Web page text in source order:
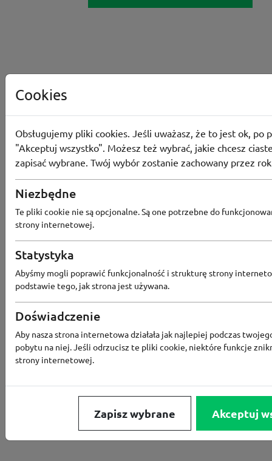
Converse
Rabat -15% za zapis do newslettera
Cookies
Obsługujemy pliki cookies. Jeśli uważasz, że to jest ok, po
"Akceptuj wszystko". Możesz też wybrać, jakie chcesz
zapisać wybrane. Twój wybór zostanie zachowany przez
Niezbędne
Te pliki cookie nie są opcjonalne. Są one potrzebne do
strony internetowej.
Statystyka
Abyśmy mogli poprawić funkcjonalność i strukturę strony
podstawie tego, jak strona jest używana.
Doświadczenie
Aby nasza strona internetowa działała jak najlepiej podczas
pobytu na niej. Jeśli odrzucisz te pliki cookie, niektóre funkcje
strony internetowej.
Zapisz wybrane Akceptuj